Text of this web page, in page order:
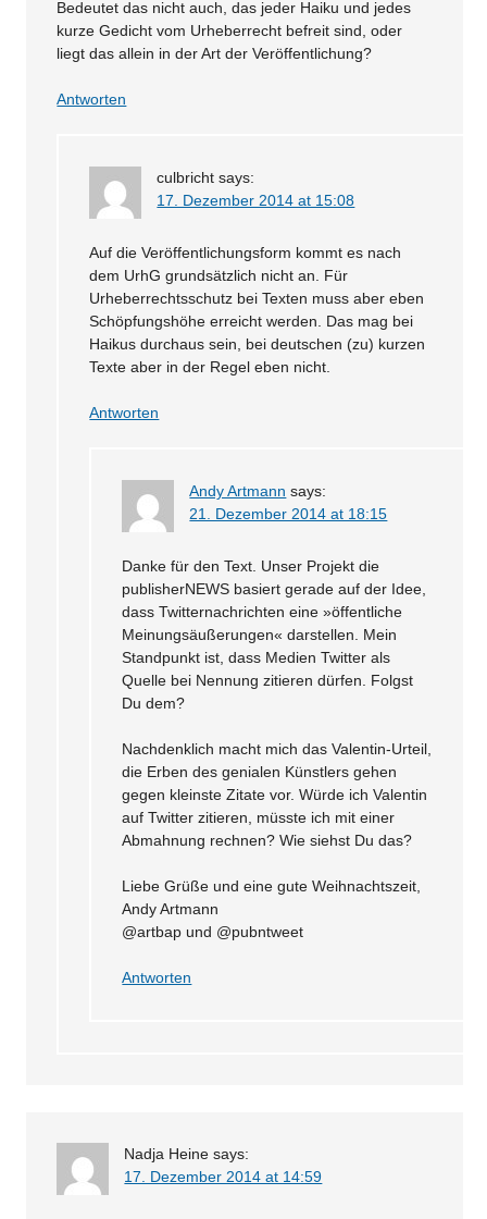
Bedeutet das nicht auch, das jeder Haiku und jedes
kurze Gedicht vom Urheberrecht befreit sind, oder
liegt das allein in der Art der Veröffentlichung?
Antworten
culbricht says:
17. Dezember 2014 at 15:08
Auf die Veröffentlichungsform kommt es nach
dem UrhG grundsätzlich nicht an. Für
Urheberrechtsschutz bei Texten muss aber eben
Schöpfungshöhe erreicht werden. Das mag bei
Haikus durchaus sein, bei deutschen (zu) kurzen
Texte aber in der Regel eben nicht.
Antworten
Andy Artmann says:
21. Dezember 2014 at 18:15
Danke für den Text. Unser Projekt die
publisherNEWS basiert gerade auf der Idee,
dass Twitternachrichten eine »öffentliche
Meinungsäußerungen« darstellen. Mein
Standpunkt ist, dass Medien Twitter als
Quelle bei Nennung zitieren dürfen. Folgst
Du dem?
Nachdenklich macht mich das Valentin-Urteil,
die Erben des genialen Künstlers gehen
gegen kleinste Zitate vor. Würde ich Valentin
auf Twitter zitieren, müsste ich mit einer
Abmahnung rechnen? Wie siehst Du das?
Liebe Grüße und eine gute Weihnachtszeit,
Andy Artmann
@artbap und @pubntweet
Antworten
Nadja Heine says:
17. Dezember 2014 at 14:59